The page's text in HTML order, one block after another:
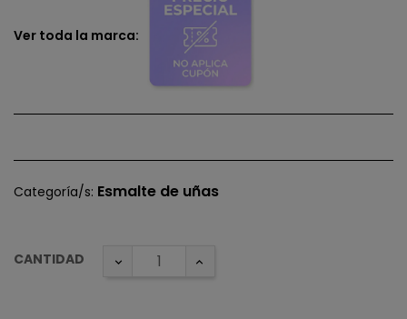
Ver toda la marca:
Categoría/s: Esmalte de uñas
CANTIDAD